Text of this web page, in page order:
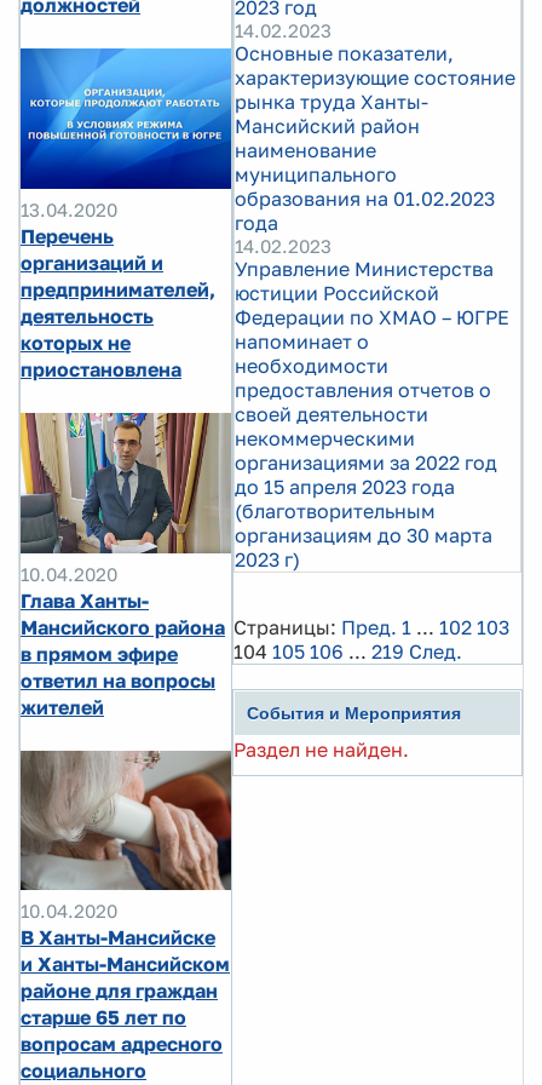
должностей
13.04.2020
Перечень
организаций и
предпринимателей,
деятельность
которых не
приостановлена
10.04.2020
Глава Ханты-
Мансийского района
в прямом эфире
ответил на вопросы
жителей
10.04.2020
В Ханты-Мансийске
и Ханты-Мансийском
районе для граждан
старше 65 лет по
вопросам адресного
социального
2023 год
14.02.2023
Основные показатели,
характеризующие состояние
рынка труда Ханты-
Мансийский район
наименование
муниципального
образования на 01.02.2023
года
14.02.2023
Управление Министерства
юстиции Российской
Федерации по ХМАО – ЮГРЕ
напоминает о
необходимости
предоставления отчетов о
своей деятельности
некоммерческими
организациями за 2022 год
до 15 апреля 2023 года
(благотворительным
организациям до 30 марта
2023 г)
Страницы: Пред. 1 ... 102 103
104 105 106 ... 219 След.
События и Мероприятия
Раздел не найден.